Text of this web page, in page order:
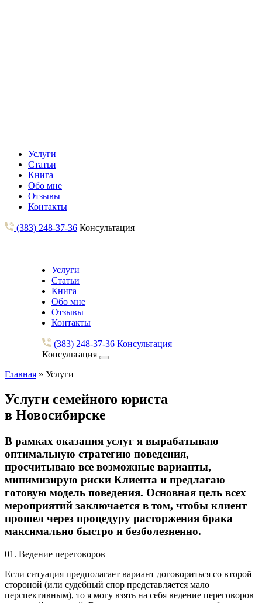
Услуги
Статьи
Книга
Обо мне
Отзывы
Контакты
(383) 248-37-36 Консультация
Услуги
Статьи
Книга
Обо мне
Отзывы
Контакты
(383) 248-37-36 Консультация
Консультация
Главная » Услуги
Услуги семейного юриста
в Новосибирске
В рамках оказания услуг я вырабатываю
оптимальную стратегию поведения,
просчитываю все возможные варианты,
минимизирую риски Клиента и предлагаю
готовую модель поведения. Основная цель всех
мероприятий заключается в том, чтобы клиент
прошел через процедуру расторжения брака
максимально быстро и безболезненно.
01. Ведение переговоров
Если ситуация предполагает вариант договориться со второй
стороной (или судебный спор представляется мало
перспективным), то я могу взять на себя ведение переговоров